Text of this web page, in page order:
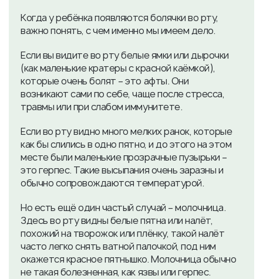
Когда у ребёнка появляются болячки во рту,
важно понять, с чем именно мы имеем дело.
Если вы видите во рту белые ямки или дырочки
(как маленькие кратеры с красной каёмкой),
которые очень болят – это афты. Они
возникают сами по себе, чаще после стресса,
травмы или при слабом иммунитете.
Если во рту видно много мелких ранок, которые
как бы слились в одно пятно, и до этого на этом
месте были маленькие прозрачные пузырьки –
это герпес. Такие высыпания очень заразны и
обычно сопровождаются температурой.
Но есть ещё один частый случай – молочница.
Здесь во рту видны белые пятна или налёт,
похожий на творожок или плёнку, такой налёт
часто легко снять ватной палочкой, под ним
окажется красное пятнышко. Молочница обычно
не такая болезненная, как язвы или герпес.